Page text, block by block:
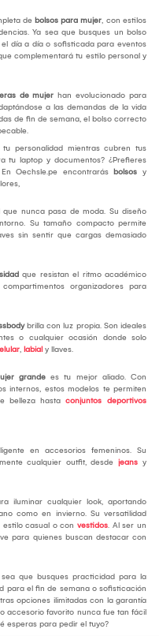
de bolsos para mujer, con estilos
Ya sea que busques un bolso
día a día o sofisticada para eventos
complementará tu estilo personal y
de mujer han evolucionado para
a las demandas de la vida
de fin de semana, el bolso correcto
personalidad mientras cubren tus
tu laptop y documentos? ¿Prefieres
Oechsle.pe encontrarás bolsos y
nunca pasa de moda. Su diseño
Su tamaño compacto permite
sin sentir que cargas demasiado
que resistan el ritmo académico
organizadores para
brilla con luz propia. Son ideales
o cualquier ocasión donde solo
, labial y llaves.
grande es tu mejor aliado. Con
internos, estos modelos te permiten
belleza hasta conjuntos deportivos
en accesorios femeninos. Su
cualquier outfit, desde jeans y
iluminar cualquier look, aportando
como en invierno. Su versatilidad
casual o con vestidos. Al ser un
para quienes buscan destacar con
sea que busques practicidad para la
para el fin de semana o sofisticación
opciones ilimitadas con la garantía
accesorio favorito nunca fue tan fácil
esperas para pedir el tuyo?